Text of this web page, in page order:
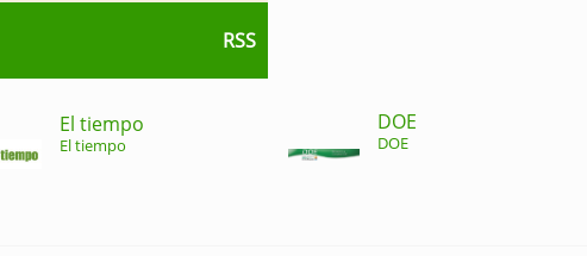
RSS
El tiempo
El tiempo
DOE
DOE